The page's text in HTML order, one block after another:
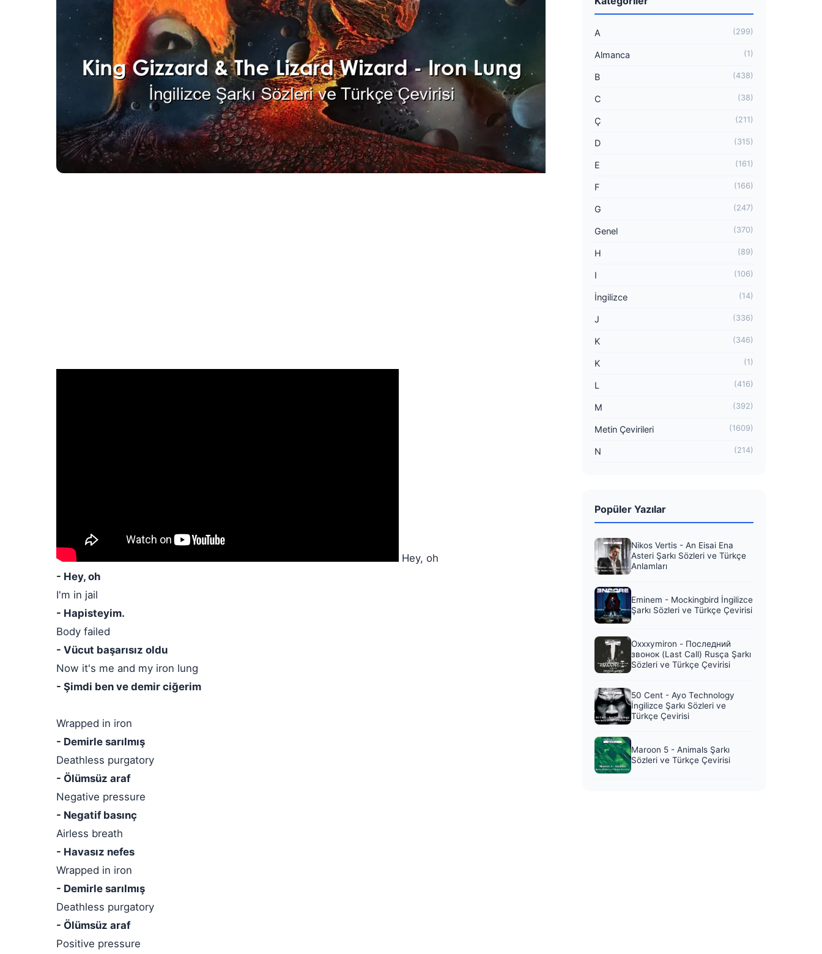
Hey, oh
- Hey, oh
I'm in jail
- Hapisteyim.
Body failed
- Vücut başarısız oldu
Now it's me and my iron lung
- Şimdi ben ve demir ciğerim
Wrapped in iron
- Demirle sarılmış
Deathless purgatory
- Ölümsüz araf
Negative pressure
- Negatif basınç
Airless breath
- Havasız nefes
Wrapped in iron
- Demirle sarılmış
Deathless purgatory
- Ölümsüz araf
Positive pressure
A (299)
Almanca (1)
B (438)
C (38)
Ç (211)
D (315)
E (161)
F (166)
G (247)
Genel (370)
H (89)
I (106)
İngilizce (14)
J (336)
K (346)
K (1)
L (416)
M (392)
Metin Çevirileri (1609)
N (214)
Popüler Yazılar
Nikos Vertis - An Eisai Ena
Asteri Şarkı Sözleri ve Türkçe
Anlamları
Eminem - Mockingbird İngilizce
Şarkı Sözleri ve Türkçe Çevirisi
Oxxxymiron - Последний
звонок (Last Call) Rusça Şarkı
Sözleri ve Türkçe Çevirisi
50 Cent - Ayo Technology
İngilizce Şarkı Sözleri ve
Türkçe Çevirisi
Maroon 5 - Animals Şarkı
Sözleri ve Türkçe Çevirisi